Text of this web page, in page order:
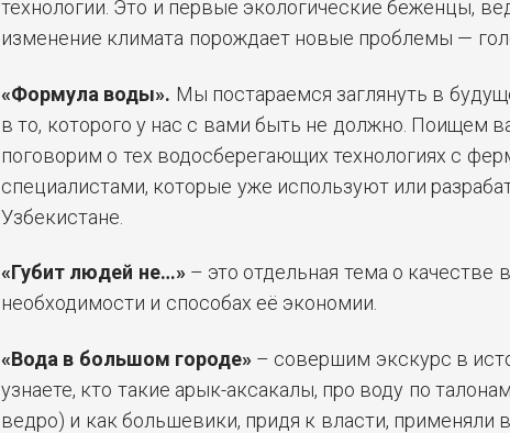
технологии. Это и первые экологические беженцы,
изменение климата порождает новые проблемы —
«Формула воды». Мы постараемся заглянуть в
в то, которого у нас с вами быть не должно. Поищем
поговорим о тех водосберегающих технологиях с
специалистами, которые уже используют или
Узбекистане.
«Губит людей не…»– это отдельная тема о качестве
необходимости и способах её экономии.
«Вода в большом городе»– совершим экскурс в
узнаете, кто такие арык-аксакалы, про воду по
ведро) и как большевики, придя к власти, применяли в